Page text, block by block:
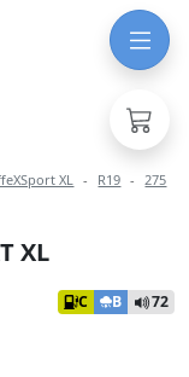
модели
XL R19
275
XL
C B 72